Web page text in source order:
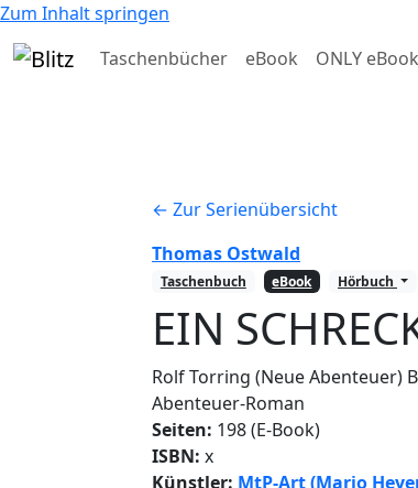
Zum Inhalt springen
Taschenbücher
eBook ONLY eBook
← Zur Serienübersicht
Thomas Ostwald
Taschenbuch eBook Hörbuch
EIN
Rolf Torring (Neue Abenteuer)
Abenteuer-Roman
Seiten: 198 (E-Book)
ISBN: x
Künstler: MtP-Art (Mario